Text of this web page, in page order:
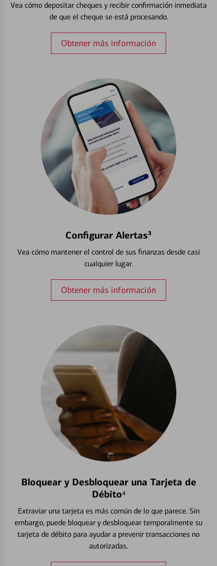
Vea cómo depositar cheques y recibir confirmación inmediata
de que el cheque se está procesando.
Obtener más información
Configurar Alertas³
Vea cómo mantener el control de sus finanzas desde casi
cualquier lugar.
Obtener más información
Bloquear y Desbloquear una Tarjeta de
Débito⁴
Extraviar una tarjeta es más común de lo que parece. Sin
embargo, puede bloquear y desbloquear temporalmente su
tarjeta de débito para ayudar a prevenir transacciones no
autorizadas.